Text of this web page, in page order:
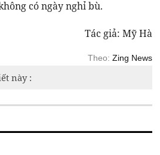
có ngày nghỉ bù.
Tác giả: Mỹ Hà
Theo: Zing News
này :